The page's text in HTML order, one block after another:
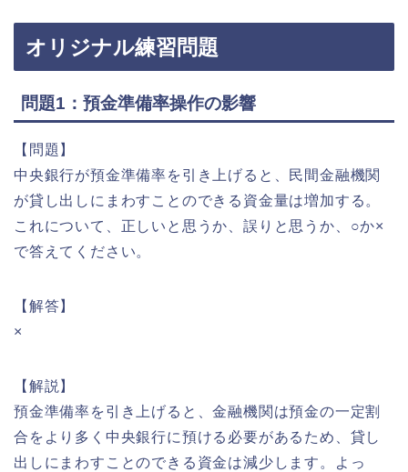
オリジナル練習問題
問題1：預金準備率操作の影響
【問題】
中央銀行が預金準備率を引き上げると、民間金融機関
が貸し出しにまわすことのできる資金量は増加する。
これについて、正しいと思うか、誤りと思うか、○か×
で答えてください。
【解答】
×
【解説】
預金準備率を引き上げると、金融機関は預金の一定割
合をより多く中央銀行に預ける必要があるため、貸し
出しにまわすことのできる資金は減少します。よっ